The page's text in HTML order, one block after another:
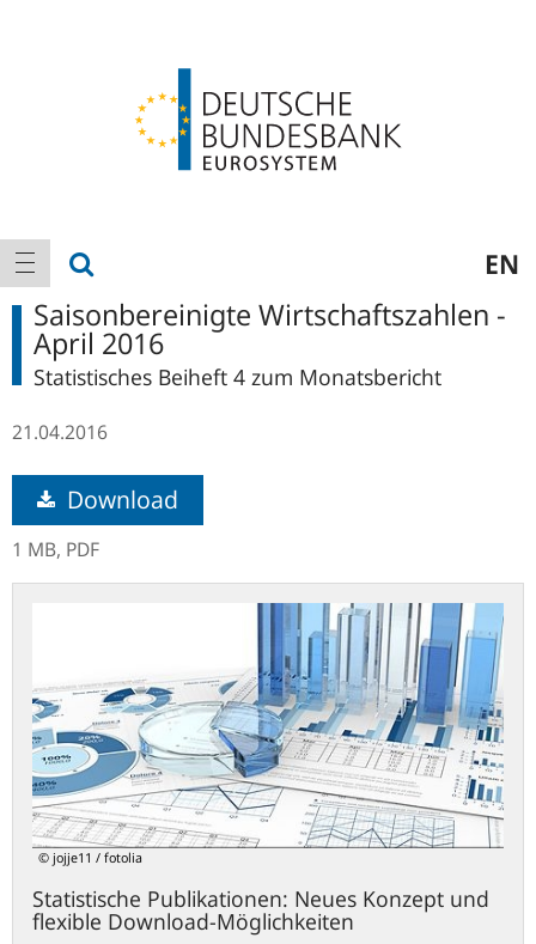
Hauptnavigation
Navigation anzeigen EN
Saisonbereinigte Wirtschaftszahlen -
April 2016
Statistisches Beiheft 4 zum Monatsbericht
21.04.2016
Download
1 MB, PDF
© jojje11 / fotolia
Statistische Publikationen: Neues Konzept und
flexible Download-Möglichkeiten
Konzept
und
flexible
Download-
Möglichkeiten